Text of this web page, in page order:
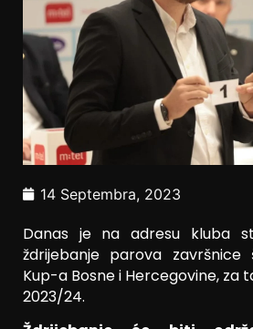
14 Septembra, 2023
Danas je na adresu kluba
ždrijebanje parova završnice
Kup-a Bosne i Hercegovine, za
2023/24.